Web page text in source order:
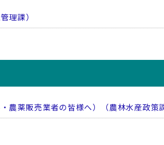
理課）
農薬販売業者の皆様へ）（農林水産政策